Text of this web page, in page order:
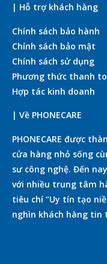
| Hỗ trợ khách hàng
Chính sách bảo hành
Chính sách bảo mật
Chính sách sử dụng
Phương thức thanh
Hợp tác kinh doanh
| Về PHONECARE
PHONECARE được
cửa hàng nhỏ sống
sư công nghệ. Đến
với nhiều trung tâm
tiêu chí “Uy tín tạo
nghìn khách hàng